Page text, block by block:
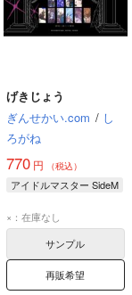
げきじょう
ぎんせかい.com / し
ろがね
770円 （税込）
アイドルマスター SideM
×：在庫なし
サンプル
再販希望